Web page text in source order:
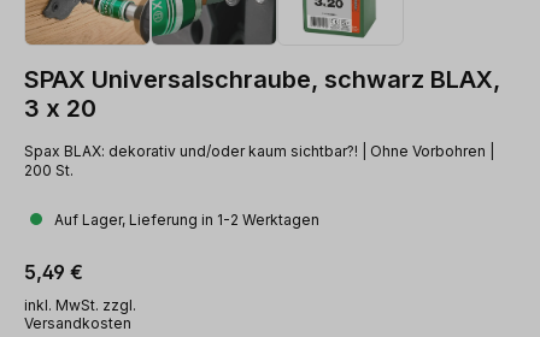
SPAX Universalschraube, schwarz BLAX,
3 x 20
Spax BLAX: dekorativ und/oder kaum sichtbar?! | Ohne Vorbohren |
200 St.
Auf Lager, Lieferung in 1-2 Werktagen
Regulärer Preis:
5,49 €
inkl. MwSt. zzgl.
Versandkosten